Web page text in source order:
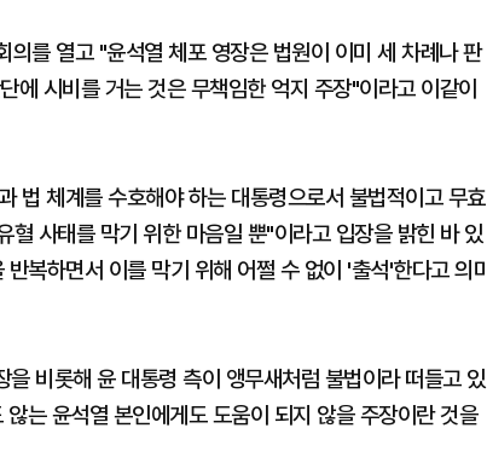
를 열고 "윤석열 체포 영장은 법원이 이미 세 차례나 판
에 시비를 거는 것은 무책임한 억지 주장"이라고 이같이
법 체계를 수호해야 하는 대통령으로서 불법적이고 무효
혈 사태를 막기 위한 마음일 뿐"이라고 입장을 밝힌 바 있
복하면서 이를 막기 위해 어쩔 수 없이 '출석'한다고 의미
비롯해 윤 대통령 측이 앵무새처럼 불법이라 떠들고 있
는 윤석열 본인에게도 도움이 되지 않을 주장이란 것을